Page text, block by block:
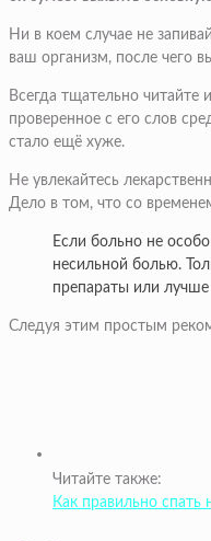
Ни в коем случае не
ваш организм, после чего
Всегда тщательно читайте
проверенное с его слов
стало ещё хуже.
Не увлекайтесь
Дело в том, что со
Если больно не
несильной болью.
препараты или лучше
Следуя этим простым
Читайте также:
Как правильно спать